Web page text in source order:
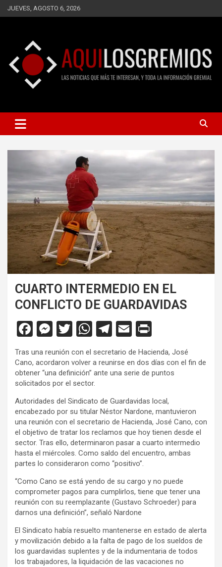
Saltar
al
JUEVES, AGOSTO 6, 2026
AQUÍ LOS GREMIOS
INFORMACIÓN GREMIAL
CUARTO INTERMEDIO EN EL
CONFLICTO DE GUARDAVIDAS
F
ce
b
o
o
k
M
es
se
n
g
er
T
tt
er
W
at
s
A
p
p
T
el
e
gr
m
E
m
ail
in
tF
ri
n
dl
y
Tras una reunión con el secretario de Hacienda, José
Cano, acordaron volver a reunirse en dos días con el fin de
obtener “una definición” ante una serie de puntos
solicitados por el sector.
Autoridades del Sindicato de Guardavidas local,
encabezado por su titular Néstor Nardone, mantuvieron
una reunión con el secretario de Hacienda, José Cano, con
el objetivo de tratar los reclamos que hoy tienen desde el
sector. Tras ello, determinaron pasar a cuarto intermedio
hasta el miércoles. Como saldo del encuentro, ambas
partes lo consideraron como “positivo”.
“Como Cano se está yendo de su cargo y no puede
comprometer pagos para cumplirlos, tiene que tener una
reunión con su reemplazante (Gustavo Schroeder) para
darnos una definición”, señaló Nardone
El Sindicato había resuelto mantenerse en estado de alerta
y movilización debido a la falta de pago de los sueldos de
los guardavidas suplentes y de la indumentaria de todos
los trabajadores, la liquidación de las vacaciones no